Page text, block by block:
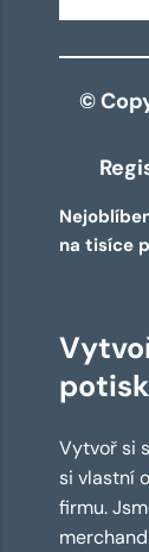
©
na tisíce
Vytvoř si
si vlastní
firmu.